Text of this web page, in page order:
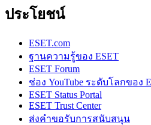
ประโยชน์
ESET.com
ฐานความรู้ของ ESET
ESET Forum
ช่อง YouTube ระดับโลกของ
ESET Status Portal
ESET Trust Center
ส่งคำขอรับการสนับสนุน